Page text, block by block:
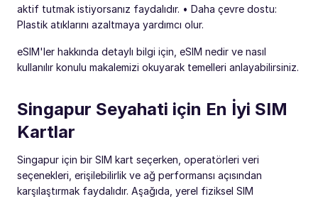
aktif tutmak istiyorsanız faydalıdır. • Daha çevre dostu:
Plastik atıklarını azaltmaya yardımcı olur.
eSIM'ler hakkında detaylı bilgi için, eSIM nedir ve nasıl
kullanılır konulu makalemizi okuyarak temelleri anlayabilirsiniz.
Singapur Seyahati için En İyi SIM
Kartlar
Singapur için bir SIM kart seçerken, operatörleri veri
seçenekleri, erişilebilirlik ve ağ performansı açısından
karşılaştırmak faydalıdır. Aşağıda, yerel fiziksel SIM